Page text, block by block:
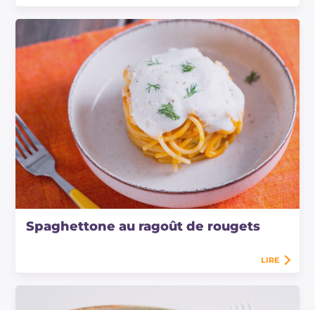
Spaghettone au ragoût de rougets
LIRE